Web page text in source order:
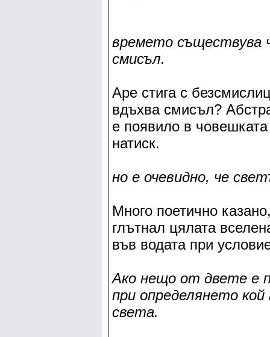
времето съществува
смисъл.
Аре стига с
вдъхва смисъл?
е появило в
натиск.
но е очевидно, че
Много поетично
глътнал цялата
във водата при
Ако нещо от двете е
при определянето
света.